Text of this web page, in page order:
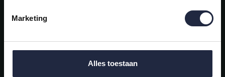
Marketing
Alles toestaan
Categorieën